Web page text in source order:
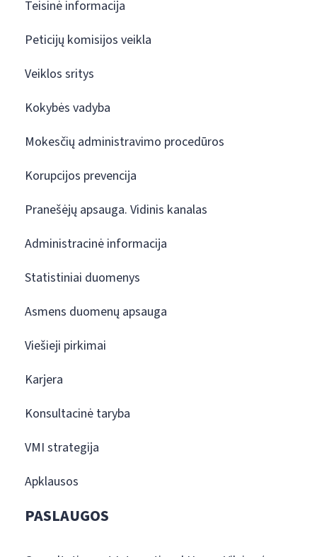
Teisinė informacija
Peticijų komisijos veikla
Veiklos sritys
Kokybės vadyba
Mokesčių administravimo procedūros
Korupcijos prevencija
Pranešėjų apsauga. Vidinis kanalas
Administracinė informacija
Statistiniai duomenys
Asmens duomenų apsauga
Viešieji pirkimai
Karjera
Konsultacinė taryba
VMI strategija
Apklausos
PASLAUGOS